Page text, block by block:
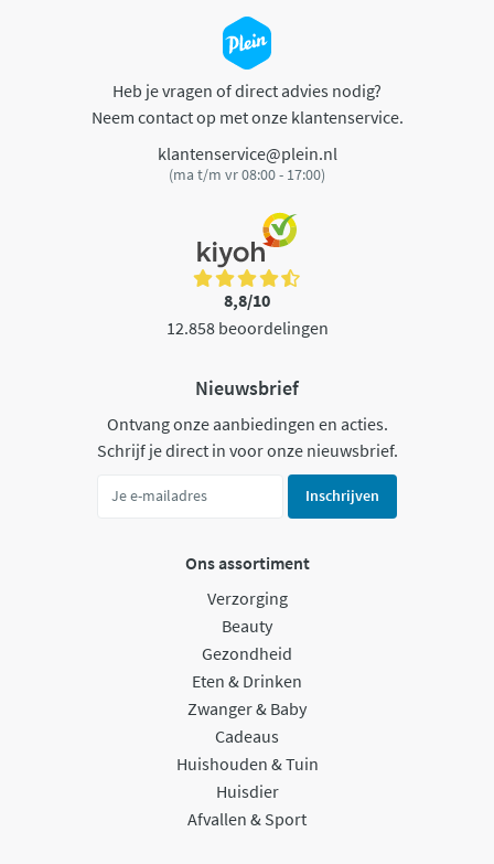
Heb je vragen of direct advies nodig?
Neem contact op met onze klantenservice.
klantenservice@plein.nl
(ma t/m vr 08:00 - 17:00)
8,8/10
12.858 beoordelingen
Nieuwsbrief
Ontvang onze aanbiedingen en acties.
Schrijf je direct in voor onze nieuwsbrief.
Inschrijven
Ons assortiment
Verzorging
Beauty
Gezondheid
Eten & Drinken
Zwanger & Baby
Cadeaus
Huishouden & Tuin
Huisdier
Afvallen & Sport